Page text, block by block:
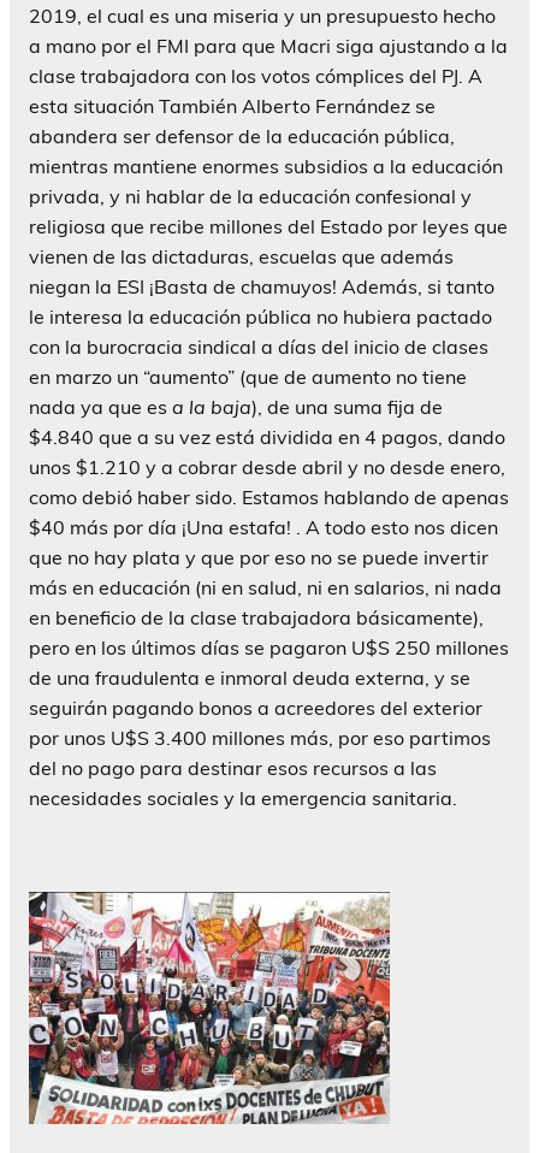
2019, el cual es una miseria y un presupuesto hecho
a mano por el FMI para que Macri siga ajustando a la
clase trabajadora con los votos cómplices del PJ. A
esta situación También Alberto Fernández se
abandera ser defensor de la educación pública,
mientras mantiene enormes subsidios a la educación
privada, y ni hablar de la educación confesional y
religiosa que recibe millones del Estado por leyes que
vienen de las dictaduras, escuelas que además
niegan la ESI ¡Basta de chamuyos! Además, si tanto
le interesa la educación pública no hubiera pactado
con la burocracia sindical a días del inicio de clases
en marzo un “aumento” (que de aumento no tiene
nada ya que es a la baja), de una suma fija de
$4.840 que a su vez está dividida en 4 pagos, dando
unos $1.210 y a cobrar desde abril y no desde enero,
como debió haber sido. Estamos hablando de apenas
$40 más por día ¡Una estafa! . A todo esto nos dicen
que no hay plata y que por eso no se puede invertir
más en educación (ni en salud, ni en salarios, ni nada
en beneficio de la clase trabajadora básicamente),
pero en los últimos días se pagaron U$S 250 millones
de una fraudulenta e inmoral deuda externa, y se
seguirán pagando bonos a acreedores del exterior
por unos U$S 3.400 millones más, por eso partimos
del no pago para destinar esos recursos a las
necesidades sociales y la emergencia sanitaria.